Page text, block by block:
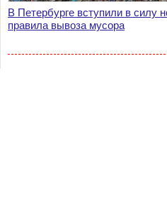
В Петербурге вступили в силу
правила вывоза мусора